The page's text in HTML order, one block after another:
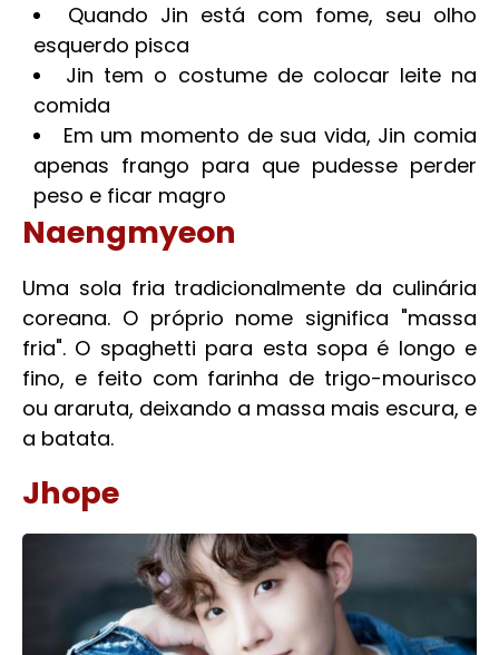
Quando Jin está com fome, seu olho
esquerdo pisca
Jin tem o costume de colocar leite na
comida
Em um momento de sua vida, Jin comia
apenas frango para que pudesse perder
peso e ficar magro
Naengmyeon
Uma sola fria tradicionalmente da culinária
coreana. O próprio nome significa "massa
fria". O spaghetti para esta sopa é longo e
fino, e feito com farinha de trigo-mourisco
ou araruta, deixando a massa mais escura, e
a batata.
Jhope